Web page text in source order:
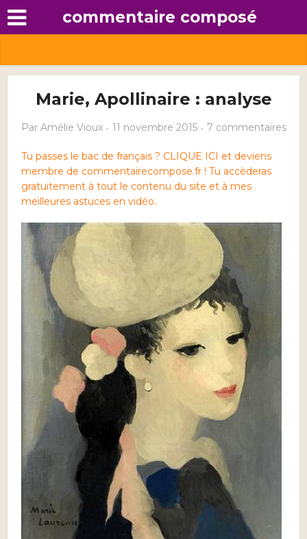
commentaire composé
Marie, Apollinaire : analyse
Par Amélie Vioux 11 novembre 2015 7 commentaires
Tu passes le bac de français ? CLIQUE ICI et deviens
membre de commentairecompose.fr ! Tu accèderas
gratuitement à tout le contenu du site et à mes
meilleures astuces en vidéo.